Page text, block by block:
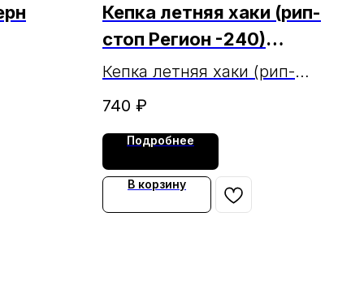
Кепка летняя хаки (рип-
стоп Регион -240)
МАРКА (ЧЗ
Кепка летняя хаки (рип-
стоп Регион -240) МАРКА
740 ₽
Подробнее
В корзину